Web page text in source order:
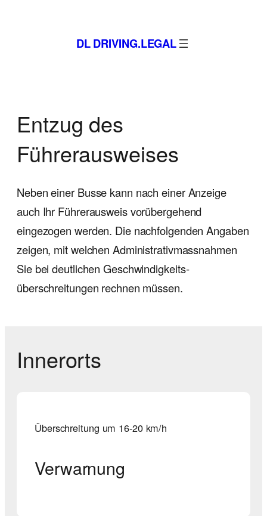
DL DRIVING.LEGAL
Entzug des
Führerausweises
Neben einer Busse kann nach einer Anzeige
auch Ihr Führerausweis vorübergehend
eingezogen werden. Die nachfolgenden Angaben
zeigen, mit welchen Administrativ­massnahmen
Sie bei deutlichen Geschwindig­keits­
überschreitungen rechnen müssen.
Innerorts
Überschreitung um 16-20 km/h
Verwarnung